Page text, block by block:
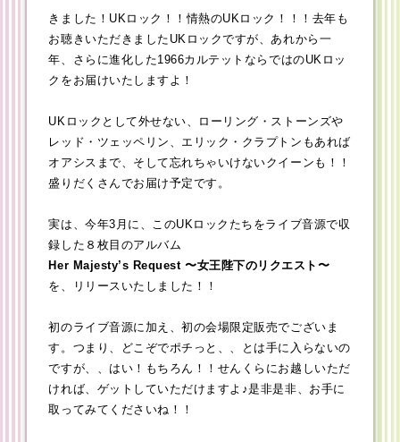
きました！UKロック！！情熱のUKロック！！！去年も
お聴きいただきましたUKロックですが、あれから一
年、さらに進化した1966カルテットならではのUKロッ
クをお届けいたしますよ！
UKロックとして外せない、ローリング・ストーンズや
レッド・ツェッペリン、エリック・クラプトンもあれば
オアシスまで、そして忘れちゃいけないクイーンも！！
盛りだくさんでお届け予定です。
実は、今年3月に、このUKロックたちをライブ音源で収
録した８枚目のアルバム
Her Majesty’s Request〜女王陛下のリクエスト〜
を、リリースいたしました！！
初のライブ音源に加え、初の会場限定販売でございま
す。つまり、どこぞでポチっと、、とは手に入らないの
ですが、、はい！もちろん！！せんくらにお越しいただ
ければ、ゲットしていただけますよ♪是非是非、お手に
取ってみてくださいね！！